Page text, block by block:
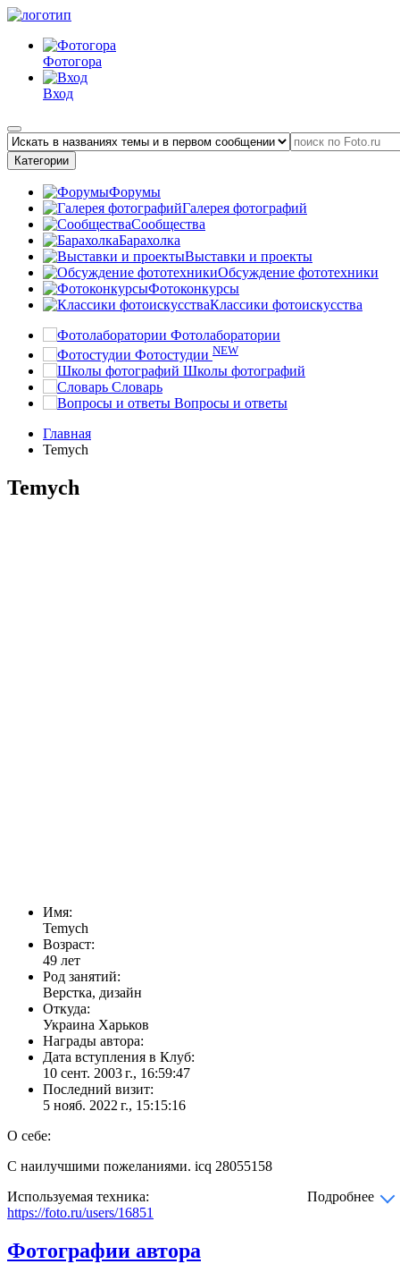
Фотогора
Вход
Категории
Форумы
Галерея фотографий
Сообщества
Барахолка
Выставки и проекты
Обсуждение фототехники
Фотоконкурсы
Классики фотоискусства
Фотолаборатории
Фотостудии NEW
Школы фотографий
Словарь
Вопросы и ответы
Главная
Temych
Temych
Имя:
Temych
Возраст:
49 лет
Род занятий:
Верстка, дизайн
Откуда:
Украина Харьков
Награды автора:
Дата вступления в Клуб:
10 сент. 2003 г., 16:59:47
Последний визит:
5 нояб. 2022 г., 15:15:16
О себе:
С наилучшими пожеланиями. icq 28055158
Используемая техника:
Подробнее
https://foto.ru/users/16851
Фотографии автора